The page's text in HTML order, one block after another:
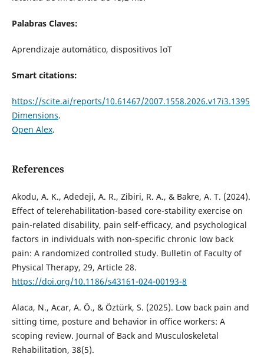
Palabras Claves:
Aprendizaje automático, dispositivos IoT
Smart citations:
https://scite.ai/reports/10.61467/2007.1558.2026.v17i3.1395
Dimensions.
Open Alex.
References
Akodu, A. K., Adedeji, A. R., Zibiri, R. A., & Bakre, A. T. (2024).
Effect of telerehabilitation-based core-stability exercise on
pain-related disability, pain self-efficacy, and psychological
factors in individuals with non-specific chronic low back
pain: A randomized controlled study. Bulletin of Faculty of
Physical Therapy, 29, Article 28.
https://doi.org/10.1186/s43161-024-00193-8
Alaca, N., Acar, A. Ö., & Öztürk, S. (2025). Low back pain and
sitting time, posture and behavior in office workers: A
scoping review. Journal of Back and Musculoskeletal
Rehabilitation, 38(5).